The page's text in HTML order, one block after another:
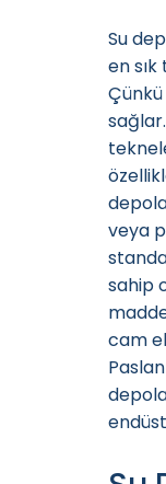
Su
en
veya
sahip
cam